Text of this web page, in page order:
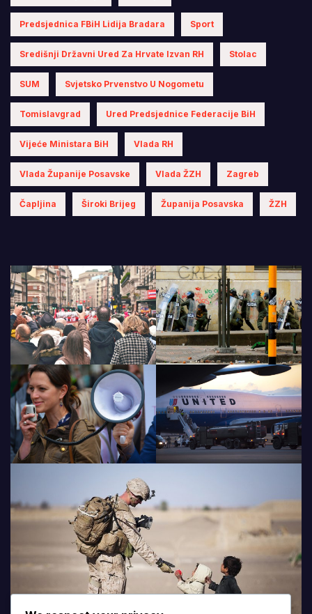
Predsjednica FBiH Lidija Bradara Sport
Središnji Državni Ured Za Hrvate Izvan RH Stolac
SUM Svjetsko Prvenstvo U Nogometu
Tomislavgrad Ured Predsjednice Federacije BiH
Vijeće Ministara BiH Vlada RH
Vlada Županije Posavske Vlada ŽZH Zagreb
Čapljina Široki Brijeg Županija Posavska ŽZH